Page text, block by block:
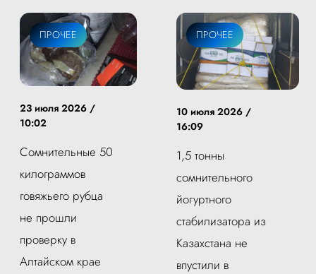
ПРОЧЕЕ
23 июля 2026 /
10:02
Сомнительные 50
килограммов
говяжьего рубца
не прошли
проверку в
Алтайском крае
ПРОЧЕЕ
10 июля 2026 /
16:09
1,5 тонны
сомнительного
йогуртного
стабилизатора из
Казахстана не
впустили в